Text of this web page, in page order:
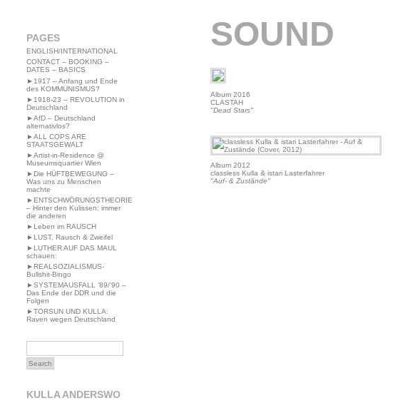
PAGES
ENGLISH/INTERNATIONAL
CONTACT – BOOKING –
DATES – BASICS
►1917 – Anfang und Ende
des KOMMUNISMUS?
►1918-23 – REVOLUTION in
Deutschland
►AfD – Deutschland
alternativlos?
►ALL COPS ARE
STAATSGEWALT
►Artist-in-Residence @
Museumsquartier Wien
►Die HÜFTBEWEGUNG –
Was uns zu Menschen
machte
►ENTSCHWÖRUNGSTHEORIE
– Hinter den Kulissen: immer
die anderen
►Leben im RAUSCH
►LUST, Rausch & Zweifel
►LUTHER AUF DAS MAUL
schauen:
►REALSOZIALISMUS-
Bullshit-Bingo
►SYSTEMAUSFALL ’89/’90 –
Das Ende der DDR und die
Folgen
►TORSUN UND KULLA:
Raven wegen Deutschland
KULLA ANDERSWO
SOUND
Album 2016
CLASTAH
"Dead Stars"
Album 2012
classless Kulla & istari Lasterfahrer
"Auf- & Zustände"